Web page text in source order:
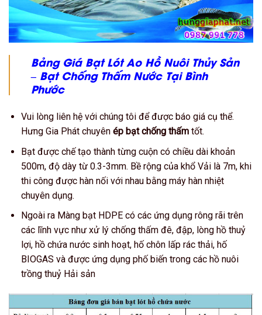
Bảng Giá Bạt Lót Ao Hồ Nuôi Thủy Sản
– Bạt Chống Thấm Nước Tại Bình
Phước
Vui lòng liên hệ với chúng tôi để được báo giá cụ thể.
Hưng Gia Phát chuyênép bạt chống thấmtốt.
Bạt được chế tạo thành từng cuộn có chiều dài khoản
500m, độ dày từ 0.3-3mm. Bề rộng của khổ Vải là 7m, khi
thi công được hàn nối với nhau bằng máy hàn nhiệt
chuyên dụng.
Ngoài ra Màng bạt HDPE có các ứng dụng rông rãi trên
các lĩnh vực như xử lý chống thấm đê, đập, lòng hồ thuỷ
lợi, hồ chứa nước sinh hoạt, hố chôn lấp rác thải, hố
BIOGAS và được ứng dụng phố biến trong các hồ nuôi
trồng thuỷ Hải sản